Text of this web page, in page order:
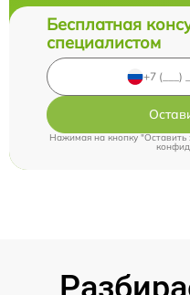
Бесплатная
специалистом
Нажимая на кнопку